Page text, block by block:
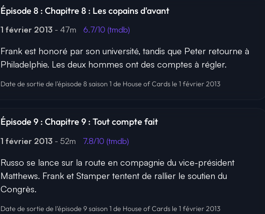
Épisode 8 : Chapitre 8 : Les copains d'avant
1 février 2013 - 47m 6.7/10 (tmdb)
Frank est honoré par son université, tandis que Peter retourne à
Philadelphie. Les deux hommes ont des comptes à régler.
Date de sortie de l'épisode 8 saison 1 de House of Cards le 1 février 2013
Épisode 9 : Chapitre 9 : Tout compte fait
1 février 2013 - 52m 7.8/10 (tmdb)
Russo se lance sur la route en compagnie du vice-président
Matthews. Frank et Stamper tentent de rallier le soutien du
Congrès.
Date de sortie de l'épisode 9 saison 1 de House of Cards le 1 février 2013